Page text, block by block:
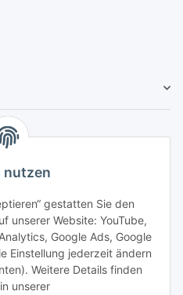
nutzen
gestatten Sie den
unserer Website: YouTube,
Google Ads, Google
Einstellung jederzeit ändern
Weitere Details finden
unserer